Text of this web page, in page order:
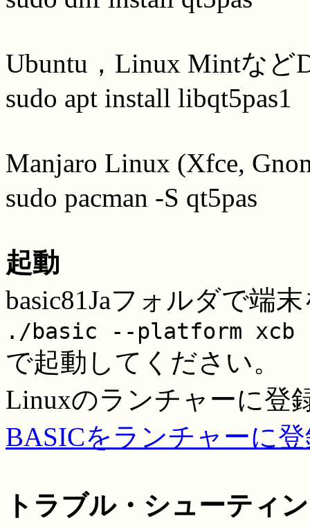
Ubuntu，Linux Mintなど
sudo apt install libqt5pas1
Manjaro Linux (Xfce,
sudo pacman -S qt5pas
起動
basic81Jaフォルダで端
./basic --platform xcb
で起動してください。
Linuxのランチャーに登
BASICをランチャーに
トラブル・シューティ